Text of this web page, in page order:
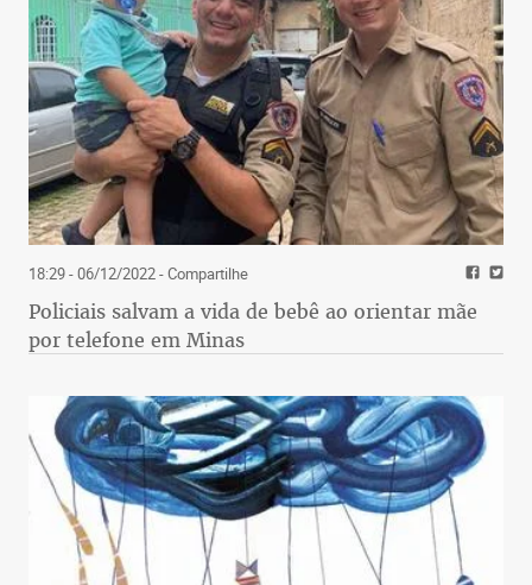
18:29 - 06/12/2022- Compartilhe
Policiais salvam a vida de bebê ao orientar mãe
por telefone em Minas